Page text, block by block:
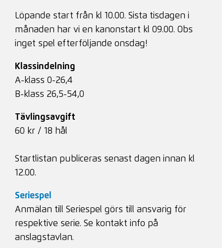
Löpande start från kl 10.00. Sista tisdagen i
månaden har vi en kanonstart kl 09.00. Obs
inget spel efterföljande onsdag!
Klassindelning
A-klass 0-26,4
B-klass 26,5-54,0
Tävlingsavgift
60 kr / 18 hål
Startlistan publiceras senast dagen innan kl
12.00.
Seriespel
Anmälan till Seriespel görs till ansvarig för
respektive serie. Se kontakt info på
anslagstavlan.